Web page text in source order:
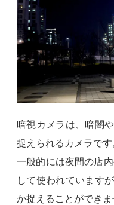
暗視カメラは、暗闇
捉えられるカメラです
一般的には夜間の店
して使われています
か捉えることができま